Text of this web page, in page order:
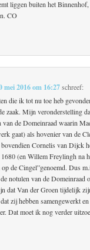
liggen buiten het
CO
mei 2016 om 16:27 schreef:
die ik tot nu toe heb
zaak. Mijn veronderstelling
de Domeinraad waarin
gaat) als hovenier van de
Cornelis van Dijck
(en Willem Freylingh na
de Cingel”genoemd. Dus
notulen van de Domeinraad
dat Van der Groen tijdelijk
zij hebben samengewerkt
Dat moet ik nog verder